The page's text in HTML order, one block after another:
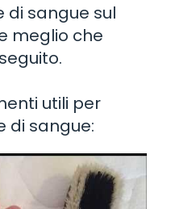
di sangue sul
meglio che
utili per
di sangue: